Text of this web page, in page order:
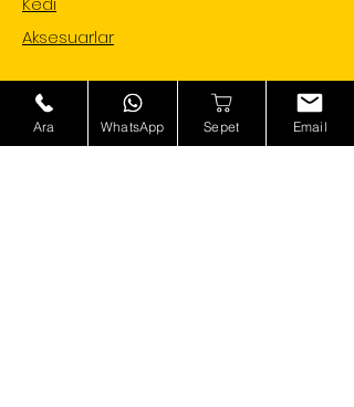
Aksesuarlar
Bilgi al
Ara WhatsApp Sepet Email